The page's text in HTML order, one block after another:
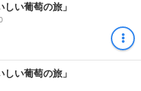
い葡萄の旅」
い葡萄の旅」